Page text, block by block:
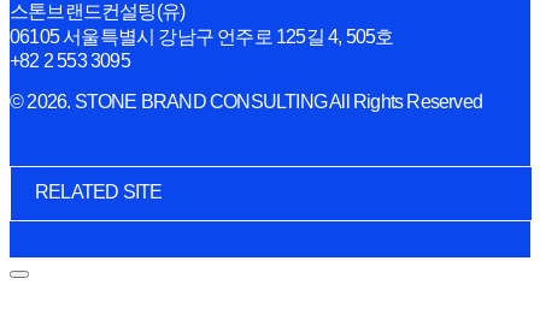
스톤브랜드컨설팅(유)
06105 서울특별시 강남구 언주로 125길 4, 505호
+82 2 553 3095
© 2026. STONE BRAND CONSULTING All Rights Reserved
RELATED SITE